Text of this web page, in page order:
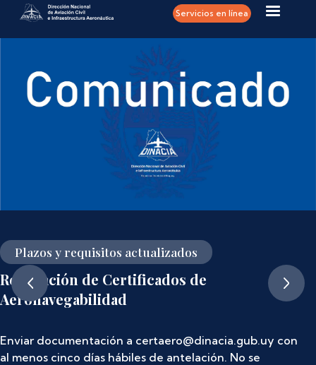
Pasar al contenido principal Servicios en línea
Plazos y requisitos actualizados
Renovación de Certificados de
Aeronavegabilidad
Enviar documentación a certaero@dinacia.gub.uy con
al menos cinco días hábiles de antelación. No se